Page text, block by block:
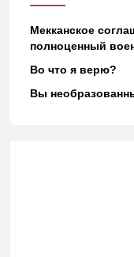
Мекканское
полноценный
Во что я верю?
Вы